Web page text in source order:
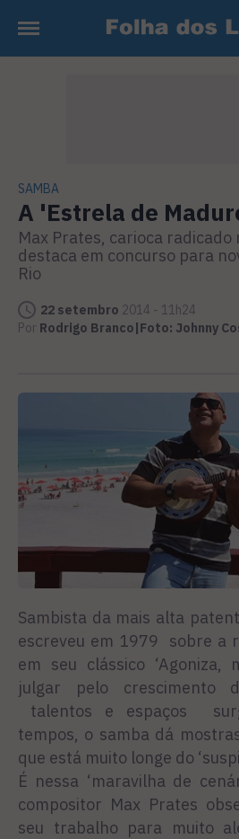
SAMBA
A 'Estrela de
Max Prates, carioca radicado
destaca em concurso para
Rio
22 setembro 2014 - 11h24
Por Rodrigo Branco|Foto: Johnny
Sambista da mais alta
escreveu em 1979 sobre a
em seu clássico ‘Agoniza,
julgar pelo crescimento
talentos e espaços
tempos, o samba dá
que está muito longe do
É nessa ‘maravilha de
compositor Max Prates
seu trabalho para muito